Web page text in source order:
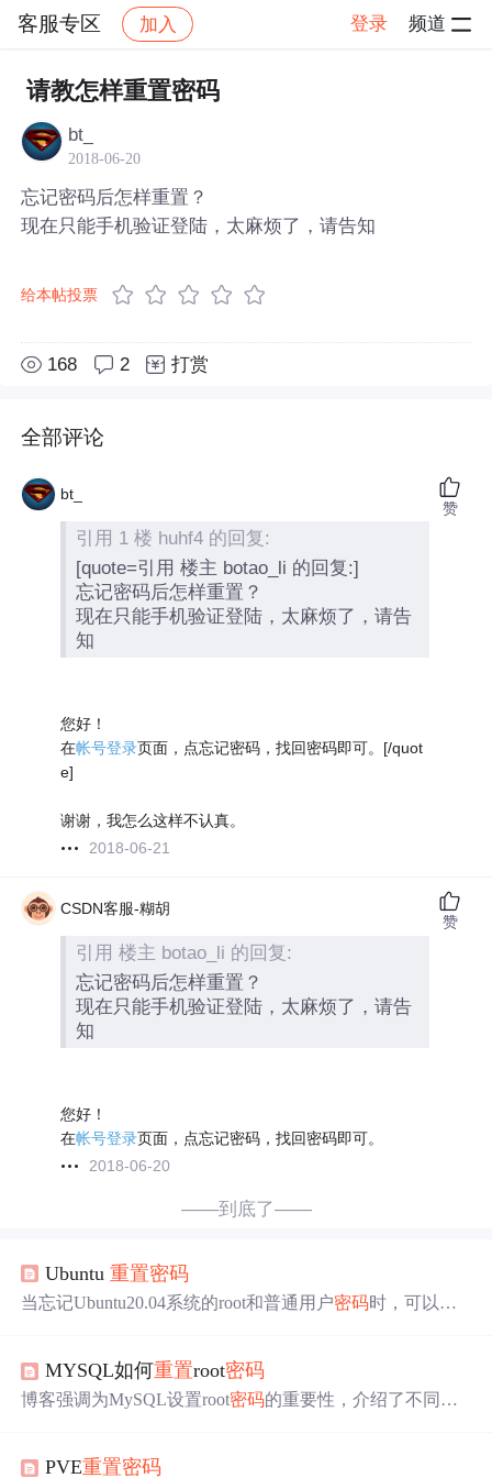
客服专区 加入 登录 频道
社区 客服专区 帖子详情
请教怎样重置密码
bt_
2018-06-20
忘记密码后怎样重置？
现在只能手机验证登陆，太麻烦了，请告知
给本帖投票
168 2 打赏
全部评论
bt_
引用 1 楼 huhf4 的回复:
[quote=引用 楼主 botao_li 的回复:]
忘记密码后怎样重置？
现在只能手机验证登陆，太麻烦了，请告
知
您好！
在帐号登录页面，点忘记密码，找回密码即可。[/quot
e]
谢谢，我怎么这样不认真。
2018-06-21
赞
CSDN客服-糊胡
引用 楼主 botao_li 的回复:
忘记密码后怎样重置？
现在只能手机验证登陆，太麻烦了，请告
知
您好！
在帐号登录页面，点忘记密码，找回密码即可。
2018-06-20
赞
——到底了——
Ubuntu重置密码
当忘记Ubuntu20.04系统的root和普通用户密码时，可以通
辑内核参数，添加`rw init=/bin/bash`，然后使用passwd命令
重置密码。如果这种方法无效，还可以尝试在recovery模式
MYSQL如何重置root密码
博客强调为MySQL设置root密码的重要性，介绍了不同场
的 重置步骤，还提供了通用的mysql客户端
PVE重置密码